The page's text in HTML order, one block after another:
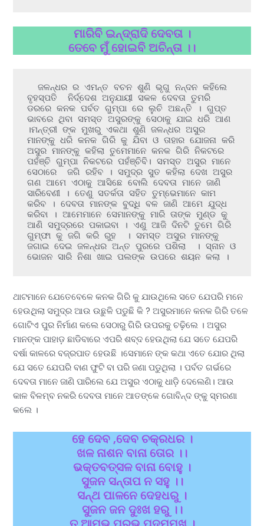
ମାରିବି ଇନ୍ଦ୍ରାଦି ଦେବତା ।
ତେବେ ମୁଁ ହୋଇବି ଅଚିନ୍ତା ।।
ବୃହସ୍ପତି  ନିର୍ଦ୍ଦେଶ ଅନୁଯାୟୀ ସକଳ ଦେବତା ତୁମରି
ଡରରେ କନକ ପର୍ବତ ଗୁମ୍ପା ରେ ଲୁଚି ଅଛନ୍ତି । ଗୁପ୍ତ
ଭାବରେ ଥିବା ସମସ୍ତ ଅସୁରଙ୍କୁ ସେଠାକୁ ଯାଇ ଧରି ଆଣ
।ମନ୍ତ୍ରୀ ଙ୍କ ମୁଖରୁ ଏକଥା ଶୁଣି ଜଳନ୍ଧର ଅସୁର
ମାନଙ୍କୁ ଧରି କନକ ଗିରି କୁ ଯିବା ଓ ତାହାର ଯୋଜନା କରି
ଅସୁର ମାନଙ୍କୁ କହିଲା ତୁମେମାନେ କନକ ଗିରି ନିକଟରେ
ପହଁଞ୍ଚି ଗୁମ୍ପା ନିକଟରେ ପହଁଞ୍ଚିବି। ସମସ୍ତ ଅସୁର ମାନେ
ସେଠାରେ  ଜଗି ରହିବ । ସମୁଦ୍ର ସୁତ କହିଲା ଦେଖ ଅସୁର
ଗଣ ଆମେ ଏଠାକୁ ଆସିଛେ ବୋଲି ଦେବତା ମାନେ ଜାଣି
ସାରିବେଣୀ । ତେଣୁ ସତର୍କତା ସହିତ ତୁମ୍ଭେମାନେ କାମ
କରିବ । ଦେବତା ମାନଙ୍କ ବୁଦ୍ଧି ବଳ ଜାଣି ଆମେ ଯୁଦ୍ଧ
କରିବା । ଆମେମାନେ ସେମାନଙ୍କୁ ମାରି ତାଙ୍କ ମୁଣ୍ଡ କୁ
ଆଣି ସମୁଦ୍ରରେ ପକାଇବା । ଏଣୁ ଆଜି ଦିନଟି ତୁମେ ଗିରି
ଗୁମ୍ଫା କୁ ଜଗି କରି ରୁହ  । ସମସ୍ତ ଅସୁର ମାନଙ୍କୁ
ଜଗାଇ ଦେଇ ଜଳନ୍ଧର ଅନ୍ତ ପୁରରେ ପଶିଲା  । ସ୍ନାନ ଓ
ଭୋଜନ ସାରି ନିଶା ଖାଇ ପଲଙ୍କ ଉପରେ ଶୟନ କଲା ।
ଥାଟମାନେ ଯେତେବେଳେ କନକ ଗିରି କୁ ଯାଉଥିଲେ ସତେ ଯେପରି ମନେ
ହେଉଥିଲା ସମୁଦ୍ର ଆଉ ଉଛୁଳି ପଡୁଛି କି ? ଅସୁରମାନେ କନକ ଗିରି ତଳେ
ଗୋଟିଏ ପୁର ନିର୍ମାଣ କଲେ ସେଠାରୁ ଗିରି ଉପରକୁ ଚଢ଼ିଲେ । ଅସୁର
ମାନଙ୍କ ପାହାଡ଼ ଛାଡିବାରେ ଏପରି ଶବ୍ଦ ହେଉଥିଲା ଯେ ସତେ ଯେପରି
ବର୍ଷା କାଳରେ ବଜ୍ରପାତ ହେଉଛି ।ସେମାନେ ଙ୍କ କଥା ଏତେ ଯୋର ଥିଲା
ଯେ ସତେ ଯେପରି ବାଣ ଫୁଟି ବା ପରି ଜଣା ପଡୁଥିଲା । ପର୍ବତ ଗର୍ଭରେ
ଦେବତା ମାନେ ଜାଣି ପାରିଲେ ଯେ ଅସୁର ଏଠାକୁ ଧାଡ଼ି ଦେଲେଣି। ଆଉ
କାଳ ବିଳମ୍ବ ନକରି ଦେବତା ମାନେ ଆତଙ୍କେ ଗୋବିନ୍ଦ ଙ୍କୁ ସ୍ମରଣା
କଲେ ।
ହେ ଦେବ ,ଦେବ ଚକ୍ରଧର ।
ଖଳ ନାଶନ ବାନା ତୋର ।।
ଭକ୍ତବତ୍ସଳ ବାନା ବୋହୁ ।
ସୁଜନ ସନ୍ତାପ ନ ସହୁ ।।
ସନ୍ଥ ପାଳନେ ଦେହଧରୁ ।
ସୁଜନ ଜନ ଦୁଃଖ ହରୁ ।।